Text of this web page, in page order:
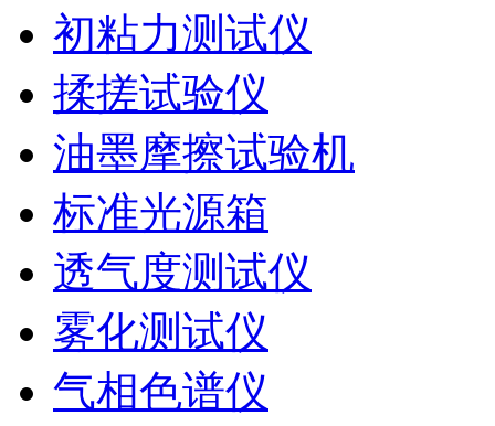
初粘力测试仪
揉搓试验仪
油墨摩擦试验机
标准光源箱
透气度测试仪
雾化测试仪
气相色谱仪